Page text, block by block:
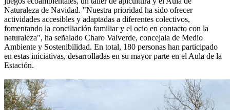
Naturaleza de Navidad. "Nuestra prioridad ha sido ofrecer
actividades accesibles y adaptadas a diferentes colectivos,
fomentando la conciliación familiar y el ocio en contacto con la
naturaleza", ha señalado Charo Valverde, concejala de Medio
Ambiente y Sostenibilidad. En total, 180 personas han participado
en estas iniciativas, desarrolladas en su mayor parte en el Aula de la
Estación.